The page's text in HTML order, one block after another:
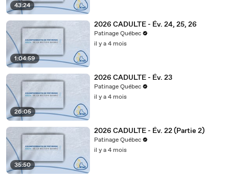
43:24
1:04:59
2026 CADULTE - Év. 24, 25, 26
Patinage Québec
il y a 4 mois
26:05
2026 CADULTE - Év. 23
Patinage Québec
il y a 4 mois
35:50
2026 CADULTE - Év. 22 (Partie 2)
Patinage Québec
il y a 4 mois